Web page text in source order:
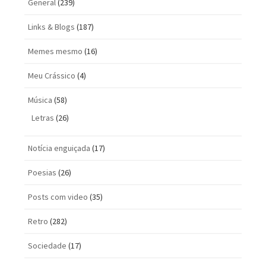
General(239)
Links & Blogs (187)
Memes mesmo (16)
Meu Crássico (4)
Música (58)
Letras (26)
Notícia enguiçada (17)
Poesias (26)
Posts com vi­deo (35)
Retro (282)
Sociedade (17)